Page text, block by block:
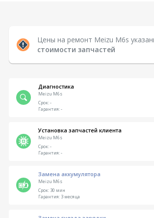
Цены на ремонт Meizu M6s
стоимости запчастей
Диагностика
Meizu M6s
Срок:-
Гарантия:-
Установка запчастей клиента
Meizu M6s
Срок:-
Гарантия:-
Замена аккумулятора
Meizu M6s
Срок:30 мин
Гарантия:3 месяца